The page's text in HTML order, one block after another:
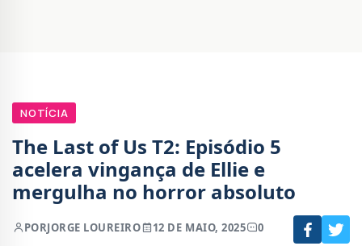
NOTÍCIA
The Last of Us T2: Episódio 5
acelera vingança de Ellie e
mergulha no horror absoluto
PORJORGE LOUREIRO 12 DE MAIO, 2025 0